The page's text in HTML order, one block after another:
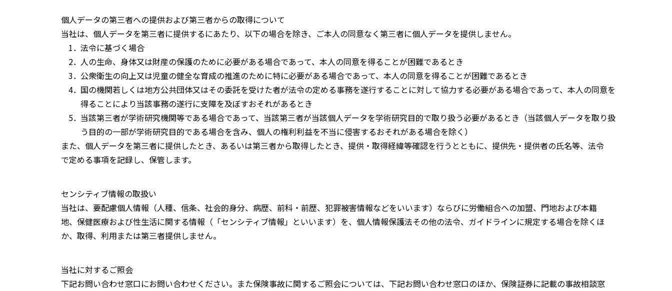
個人データの第三者への提供および第三者からの取得について
当社は、個人データを第三者に提供するにあたり、以下の場合を除き、ご本人の同意なく第三者に個人データを提供しません。
法令に基づく場合
人の生命、身体又は財産の保護のために必要がある場合であって、本人の同意を得ることが困難であるとき
公衆衛生の向上又は児童の健全な育成の推進のために特に必要がある場合であって、本人の同意を得ることが困難であるとき
国の機関若しくは地方公共団体又はその委託を受けた者が法令の定める事務を遂行することに対して協力する必要がある場合であって、本人の同意を
得ることにより当該事務の遂行に支障を及ぼすおそれがあるとき
当該第三者が学術研究機関等である場合であって、当該第三者が当該個人データを学術研究目的で取り扱う必要があるとき（当該個人データを取り扱
う目的の一部が学術研究目的である場合を含み、個人の権利利益を不当に侵害するおそれがある場合を除く）
また、個人データを第三者に提供したとき、あるいは第三者から取得したとき、提供・取得経緯等確認を行うとともに、提供先・提供者の氏名等、法令
で定める事項を記録し、保管します。
センシティブ情報の取扱い
当社は、要配慮個人情報（人種、信条、社会的身分、病歴、前科・前歴、犯罪被害情報などをいいます）ならびに労働組合への加盟、門地および本籍
地、保健医療および性生活に関する情報（「センシティブ情報」といいます）を、個人情報保護法その他の法令、ガイドラインに規定する場合を除くほ
か、取得、利用または第三者提供しません。
当社に対するご照会
下記お問い合わせ窓口にお問い合わせください。また保険事故に関するご照会については、下記お問い合わせ窓口のほか、保険証券に記載の事故相談窓